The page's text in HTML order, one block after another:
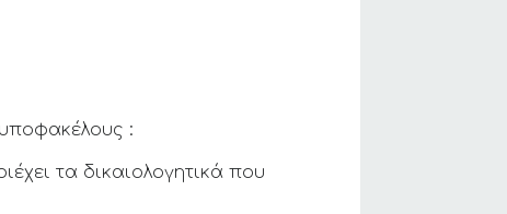
:
τα δικαιολογητικά που